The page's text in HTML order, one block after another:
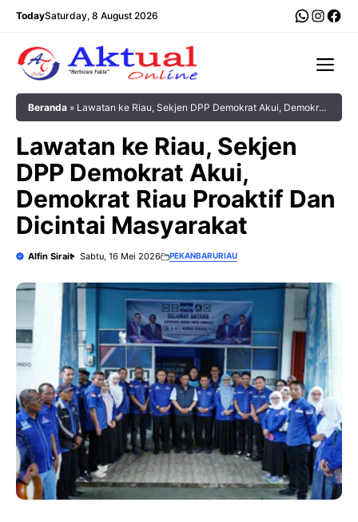
Langsung
TodaySaturday, 8 August 2026
Beranda » Lawatan ke Riau, Sekjen DPP Demokrat Akui, Demokrat
Lawatan ke Riau, Sekjen
DPP Demokrat Akui,
Demokrat Riau Proaktif Dan
Dicintai Masyarakat
Alfin Sirait Sabtu, 16 Mei 2026 PEKANBARURIAU